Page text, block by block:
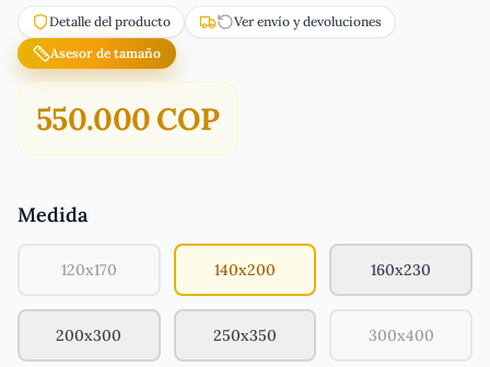
Detalle del producto
Ver envío y devoluciones
Asesor de tamaño
550.000 COP
Medida
120x170 140x200 160x230
200x300 250x350 300x400